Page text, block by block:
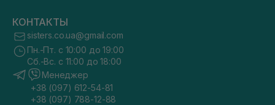
КОНТАКТЫ
sisters.co.ua@gmail.com
Пн.-Пт. с 10:00 до 19:00
Сб.-Вс. с 11:00 до 18:00
Менеджер
+38 (097) 612-54-81
+38 (097) 788-12-88